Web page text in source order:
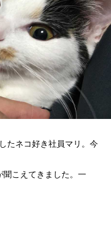
たネコ好き社員マリ。今
聞こえてきました。一